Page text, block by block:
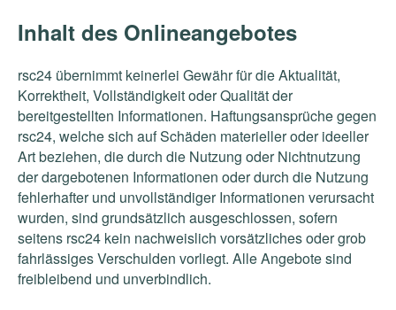
Inhalt des Onlineangebotes
rsc24 übernimmt keinerlei Gewähr für die Aktualität,
Korrektheit, Vollständigkeit oder Qualität der
bereitgestellten Informationen. Haftungsansprüche gegen
rsc24, welche sich auf Schäden materieller oder ideeller
Art beziehen, die durch die Nutzung oder Nichtnutzung
der dargebotenen Informationen oder durch die Nutzung
fehlerhafter und unvollständiger Informationen verursacht
wurden, sind grundsätzlich ausgeschlossen, sofern
seitens rsc24 kein nachweislich vorsätzliches oder grob
fahrlässiges Verschulden vorliegt. Alle Angebote sind
freibleibend und unverbindlich.